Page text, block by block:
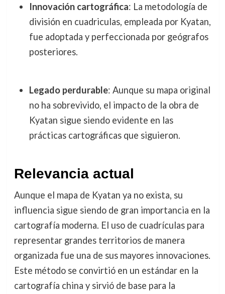
Innovación cartográfica: La metodología de
división en cuadriculas, empleada por Kyatan,
fue adoptada y perfeccionada por geógrafos
posteriores.
Legado perdurable: Aunque su mapa original
no ha sobrevivido, el impacto de la obra de
Kyatan sigue siendo evidente en las
prácticas cartográficas que siguieron.
Relevancia actual
Aunque el mapa de Kyatan ya no exista, su
influencia sigue siendo de gran importancia en la
cartografía moderna. El uso de cuadrículas para
representar grandes territorios de manera
organizada fue una de sus mayores innovaciones.
Este método se convirtió en un estándar en la
cartografía china y sirvió de base para la